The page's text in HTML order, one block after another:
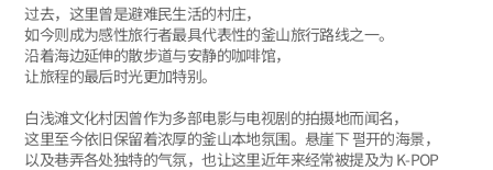
过去，这里曾是避难民生活的村庄，
如今则成为感性旅行者最具代表性的釜山旅行路线之一。
沿着海边延伸的散步道与安静的咖啡馆，
让旅程的最后时光更加特别。
白浅滩文化村因曾作为多部电影与电视剧的拍摄地而闻名，
这里至今依旧保留着浓厚的釜山本地氛围。悬崖下 펼开的海景，
以及巷弄各处独特的气氛，也让这里近年来经常被提及为 K-POP